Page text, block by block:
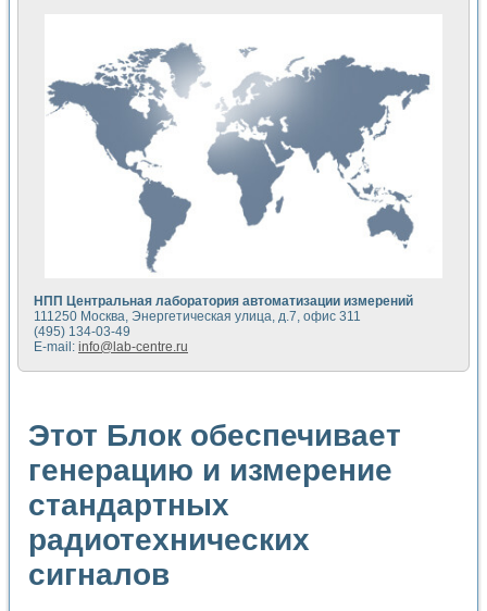
Разработка автоматизированного стенда для измерения
Применение среды LabVIEW для построения картины
Портативная система для определения показателей
Использование LabVIEW для управления источником
Устройство для снятия вольт-амперных характеристик
Передовые научные технологии: нано-, фемто-,
Автоматизированная установка по измерению временных
Автоматизированный лабораторный комплекс на базе
Визуализация моделирования и оптимизации тепловой
Виртуальный прибор для исследования функциональных
Исследование возможности создания экономичного
Исследование кинетики движения макрочастиц в
Метод прогнозирования свойств дисперсных продуктов
Недорогая система управления сверхпроводящим
Применение технологий NI в курсе экспериментальной
Расчет переноса аэрозоля и выпадения осадка в
Применение NI VISION для геометрического анализа в
Управление движением с помощью программно -
Определение параметров всплывающих газовых
Система управления асинхронным тиристорным
Лазерный профилометр
Разработка автоматизированного стенда для
НПП Центральная лаборатория автоматизации измерений
111250 Москва, Энергетическая улица, д.7, офис 311
(495) 134-03-49
E-mail: info@lab-centre.ru
Этот Блок обеспечивает
генерацию и измерение
стандартных
радиотехнических
сигналов